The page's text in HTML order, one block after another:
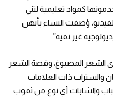
كمواد تعليمية لثني
وُصفت النساء بأنهن
غير نقية”.
الشعر المصبوغ، وقصة الشعر
والسترات ذات العلامات
والشابات أي نوع من ثقوب